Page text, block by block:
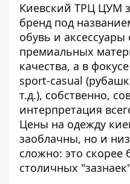
Киевский ТРЦ ЦУМ
бренд под
обувь и аксессуары
премиальных
качества, а в
sport-casual
т.д.), собственно,
интерпретация
Цены на одежду
заоблачны, но и
сложно: это скорее
столичных